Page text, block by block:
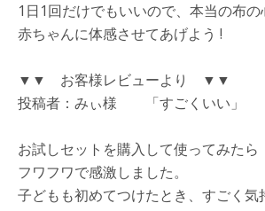
1日1回だけでもいいので、本当の布
赤ちゃんに体感させてあげよう !
▼▼ お客様レビューより ▼▼
投稿者：みぃ様 「すごくいい」
お試しセットを購入して使ってみたら
フワフワで感激しました。
子どもも初めてつけたとき、すごく気